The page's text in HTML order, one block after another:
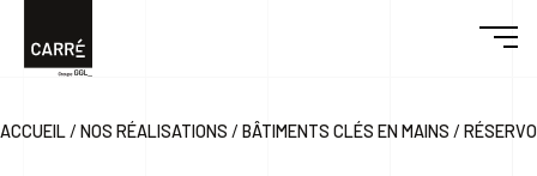
ACCUEIL / NOS RÉALISATIONS / BÂTIMENTS CLÉS EN MAINS /